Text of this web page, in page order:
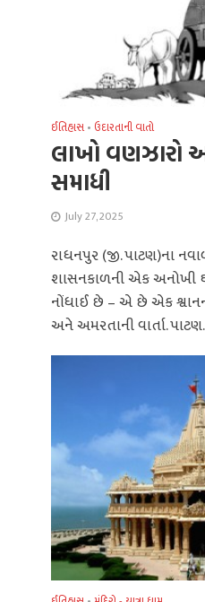
ઈતિહાસ • ઉદારતાની વાતો
લાખો વણઝારો
સમાધી
July 27, 2025
રાધનપુર (જી. પાટણ)ના
શાસનકાળની એક અનોખી
નોંધાઈ છે – એ છે એક
અને અમરતાની વાર્તા.